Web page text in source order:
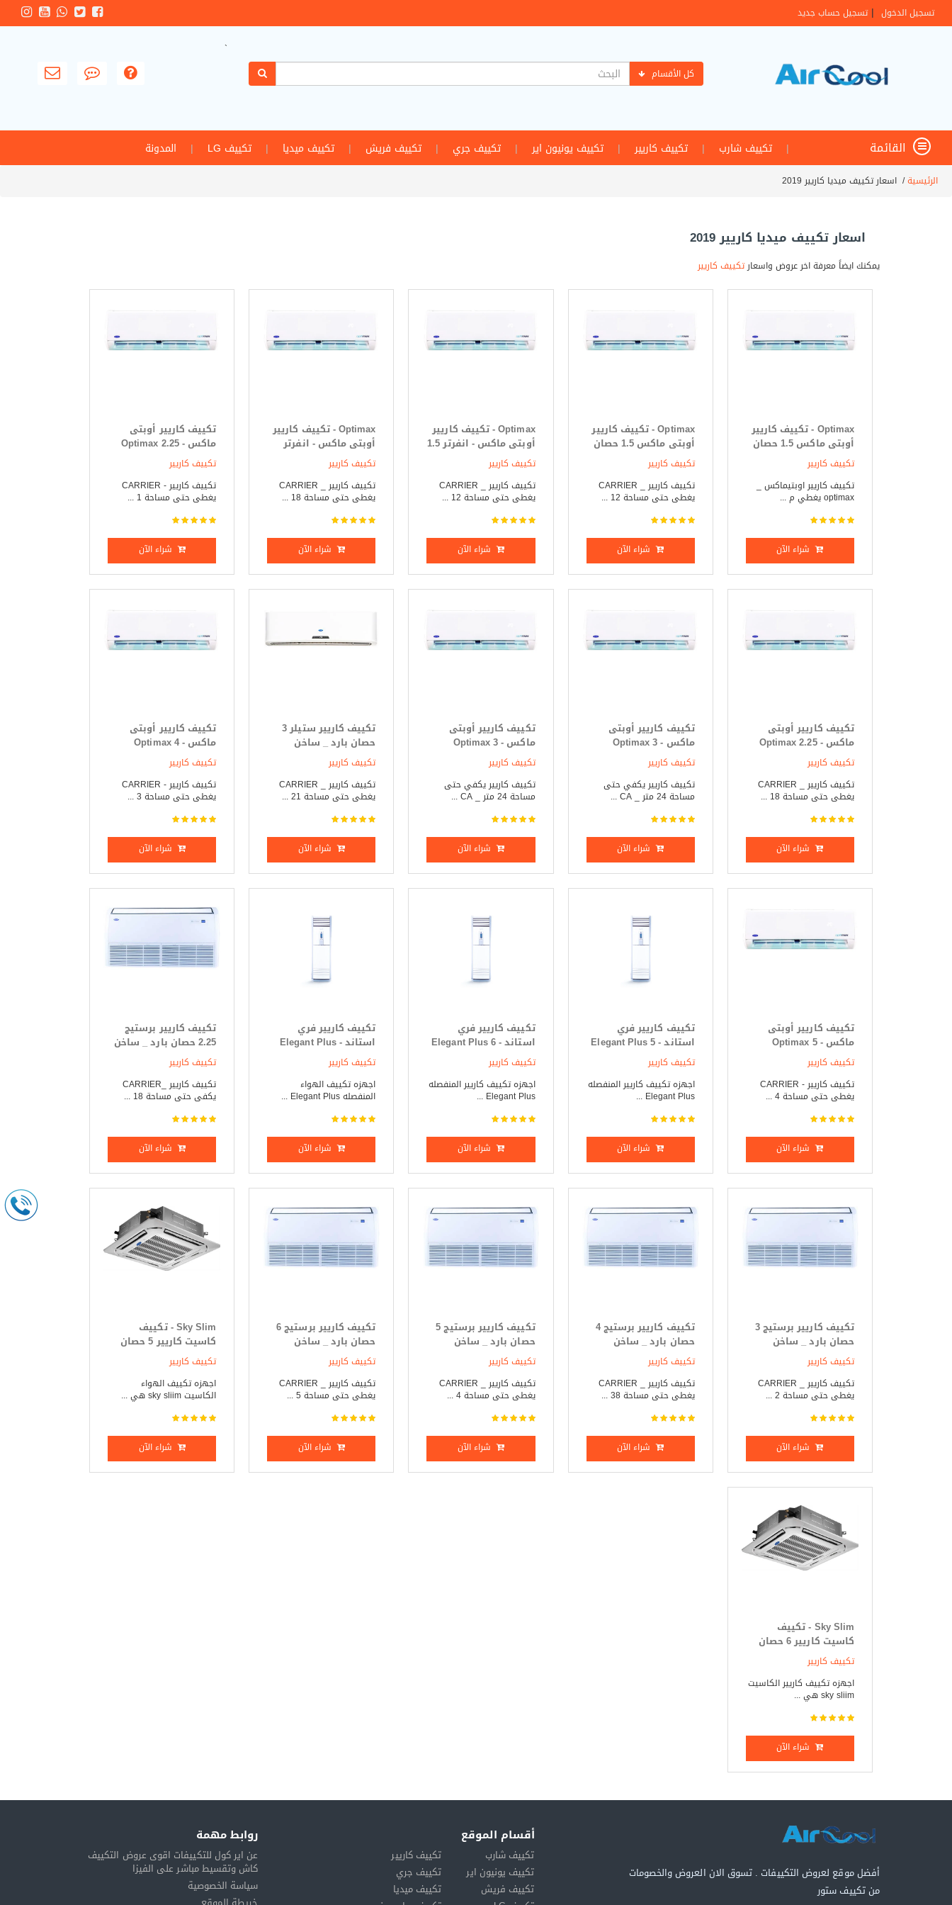
تسجيل الدخول | تسجيل حساب جديد
كل الأقسام
`
القائمة | تكييف شارب | تكييف كاريير | تكييف يونيون اير | تكييف جري | تكييف فريش | تكييف ميديا | تكييف LG | المدونة
الرئيسية/ اسعار تكييف ميديا كاريير 2019
اسعار تكييف ميديا كاريير 2019
يمكنك ايضاً معرفة اخر عروض واسعارتكييف كاريير
Optimax - تكييف كاريير
أوبتى ماكس 1.5 حصان
بارد فقط
تكييف كاريير
تكييف كاريير اوبتيماكس _
optimax يغطي م ...
شراء الآن
Optimax - تكييف كاريير
أوبتى ماكس 1.5 حصان
بارد _ ساخن
تكييف كاريير
تكييف كاريير _ CARRIER
يغطى حتى مساحة 12 ...
شراء الآن
Optimax - تكييف كاريير
أوبتى ماكس - انفرتر 1.5
حصان بارد _ ساخن
تكييف كاريير
تكييف كاريير _ CARRIER
يغطى حتى مساحة 12 ...
شراء الآن
Optimax - تكييف كاريير
أوبتى ماكس - انفرتر
2.25 حصان بارد _ ساخن
تكييف كاريير
تكييف كاريير _ CARRIER
يغطى حتى مساحة 18 ...
شراء الآن
تكييف كاريير أوبتى
ماكس - Optimax 2.25
حصان بارد فقط
تكييف كاريير
تكييف كاريير - CARRIER
يغطى حتى مساحة 1 ...
شراء الآن
تكييف كاريير أوبتى
ماكس - Optimax 2.25
حصان بارد _ ساخن
تكييف كاريير
تكييف كاريير _ CARRIER
يغطى حتى مساحة 18 ...
شراء الآن
تكييف كاريير أوبتى
ماكس - Optimax 3
حصان بارد فقط
تكييف كاريير
تكييف كاريير يكفي حتى
مساحة 24 متر _ CA ...
شراء الآن
تكييف كاريير أوبتى
ماكس - Optimax 3
حصان بارد _ ساخن
تكييف كاريير
تكييف كاريير يكفي حتى
مساحة 24 متر _ CA ...
شراء الآن
تكييف كاريير ستيلر 3
حصان بارد _ ساخن
تكييف كاريير
تكييف كاريير _ CARRIER
يغطى حتى مساحة 21 ...
شراء الآن
تكييف كاريير أوبتى
ماكس - Optimax 4
حصان بارد _ ساخن
تكييف كاريير
تكييف كاريير - CARRIER
يغطى حتى مساحة 3 ...
شراء الآن
تكييف كاريير أوبتى
ماكس - Optimax 5
حصان بارد _ ساخن
تكييف كاريير
تكييف كاريير - CARRIER
يغطى حتى مساحة 4 ...
شراء الآن
تكييف كاريير فري
استاند - Elegant Plus 5
حصان بارد _ ساخن
تكييف كاريير
اجهزه تكييف كاريير المنفصله
Elegant Plus ...
شراء الآن
تكييف كاريير فري
استاند - Elegant Plus 6
حصان بارد _ ساخن
تكييف كاريير
اجهزه تكييف كاريير المنفصله
Elegant Plus ...
شراء الآن
تكييف كاريير فري
استاند - Elegant Plus
7.5 حصان بارد فقط
تكييف كاريير
اجهزه تكييف الهواء
المنفصله Elegant Plus ...
شراء الآن
تكييف كاريير برستيج
2.25 حصان بارد _ ساخن
تكييف كاريير
تكييف كاريير _CARRIER
يكفى حتى مساحة 18 ...
شراء الآن
تكييف كاريير برستيج 3
حصان بارد _ ساخن
تكييف كاريير
تكييف كاريير _ CARRIER
يغطى حتى مساحة 2 ...
شراء الآن
تكييف كاريير برستيج 4
حصان بارد _ ساخن
تكييف كاريير
تكييف كاريير _ CARRIER
يغطى حتى مساحة 38 ...
شراء الآن
تكييف كاريير برستيج 5
حصان بارد _ ساخن
تكييف كاريير
تكييف كاريير _ CARRIER
يغطى حتى مساحة 4 ...
شراء الآن
تكييف كاريير برستيج 6
حصان بارد _ ساخن
تكييف كاريير
تكييف كاريير _ CARRIER
يغطى حتى مساحة 5 ...
شراء الآن
Sky Slim - تكييف
كاسيت كاريير 5 حصان
بارد _ ساخن
تكييف كاريير
اجهزه تكييف الهواء
الكاسيت sky sliim هي ...
شراء الآن
Sky Slim - تكييف
كاسيت كاريير 6 حصان
بارد _ ساخن
تكييف كاريير
اجهزه تكييف كاريير الكاسيت
sky sliim هي ...
شراء الآن
أفضل موقع لعروض التكييفات . تسوق الان العروض والخصومات
من تكييف ستور
أقسام الموقع
تكييف شارب
تكييف كاريير
تكييف يونيون اير
تكييف جري
تكييف فريش
تكييف ميديا
روابط مهمة
عن اير كول للتكييفات اقوى عروض التكييف
كاش وتقسيط مباشر على الفيزا
سياسة الخصوصية